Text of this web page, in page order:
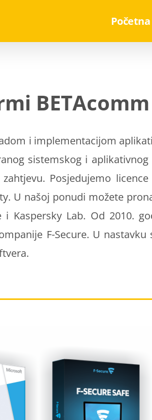
Početna
i implementacijom
sistemskog i
Posjedujemo
. U našoj ponudi možete
i Kaspersky Lab. Od 2010.
F-Secure. U nastavku